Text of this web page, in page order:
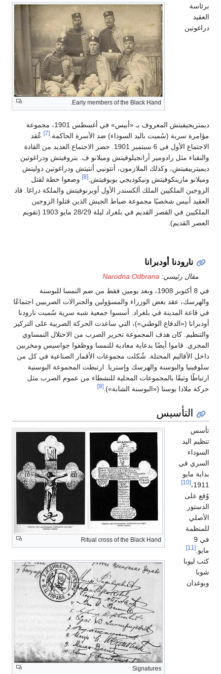
Early members of the Black Hand.
برئاسة
العقيد
دراغوتين
ديمتريجيفيتش المعروف بـ «أبيس» في أغسطس 1901، مجموعة
مؤامرة سرية (سُميت باليد السوداء) ضد الأسرة الحاكمة.[7]
عُقد
الاجتماع الأول في 6 سبتمبر 1901. حضر الاجتماع العديد من القادة
والنقباء مثل رادومير أرانجيلوفيتش وميلانو ف. بتروفيتش ودراغوتين
ديميترييفيتش، وكذلك الملازمون، أنتونيي أنتيتش ودراغوتين دوليتش
وميلانو مارينكوفيتش ونيكوديجي بوبوفيتش.[8]
وضعوا خطة لقتل
الزوجين الملكيين الملك ألكسندر الأول أوبرنوفيتش والملكة دراغا. قاد
العقيد أبيس شخصيًا مجموعة ضباط الجيش الذين قتلوا الزوجين
الملكيين في القصر القديم في بلغراد ليلة 28/29 مايو 1903 (تقويم
العصر القديم).
نارودنا أودبرانا
مقال رئيسي: Narodna Odbrana
في 8 أكتوبر 1908، وبعد يومين فقط من ضم النمسا للبوسنة
والهرسك، عقد بعض الوزراء والمسؤولين والجنرالات الصربيين اجتماعًا
في قاعة المدينة في بلغراد. أسسوا جمعية شبه سرية سُميت نارودنا
أودبرانا («الدفاع الوطني»)، التي ساعدت الحركة الصربية على التركيز
والتنظيم. كان هدف المجموعة تحرير الصرب من الاحتلال النمساوي
المجري. قاموا أيضًا بدعاية معادية للنمسا ووظفوا جواسيس ومخربين
داخل الأقاليم المحتلة. شُكلت مجموعات الأقمار الصناعية في كل من
سلوفينيا والبوسنة والهرسك وإستريا. ارتبطت المجموعة البوسنية
ارتباطًا وثيقًا بالمجموعات المحلية للنشطاء من عموم الصرب مثل
حركة ملادا بوسنا («البوسنة الشابة»). [9]
التأسيس
Ritual cross of the Black Hand
Signatures
تأسس
تنظيم اليد
السوداء
السري في
بداية مايو
1911، [10]
وُقع على
الدستور
الأصلي
للمنظمة
في 9
مايو.[11]
كتب ليوبا
شوبا
وبوغدان